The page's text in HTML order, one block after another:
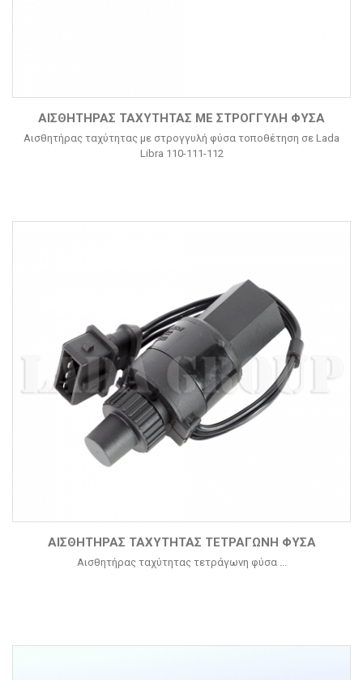
ΑΙΣΘΗΤΉΡΑΣ ΤΑΧΎΤΗΤΑΣ ΜΕ ΣΤΡΟΓΓΥΛΉ ΦΎΣΑ
Αισθητήρας ταχύτητας με στρογγυλή φύσα τοποθέτηση σε Lada
Libra 110-111-112
ΑΙΣΘΗΤΉΡΑΣ ΤΑΧΎΤΗΤΑΣ ΤΕΤΡΆΓΩΝΗ ΦΎΣΑ
Αισθητήρας ταχύτητας τετράγωνη φύσα ...